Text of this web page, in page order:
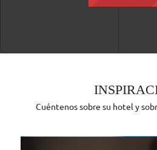
Cuéntenos sobre su hotel y